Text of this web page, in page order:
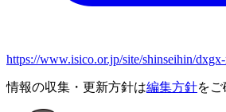
https://www.isico.or.jp/site/shinseihin/
情報の収集・更新方針は編集方針をご